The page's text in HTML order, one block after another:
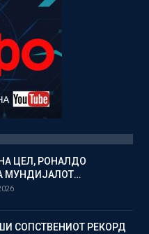
ЦЕЛ, РОНАЛДО
МУНДИЈАЛОТ…
СОПСТВЕНИОТ РЕКОРД